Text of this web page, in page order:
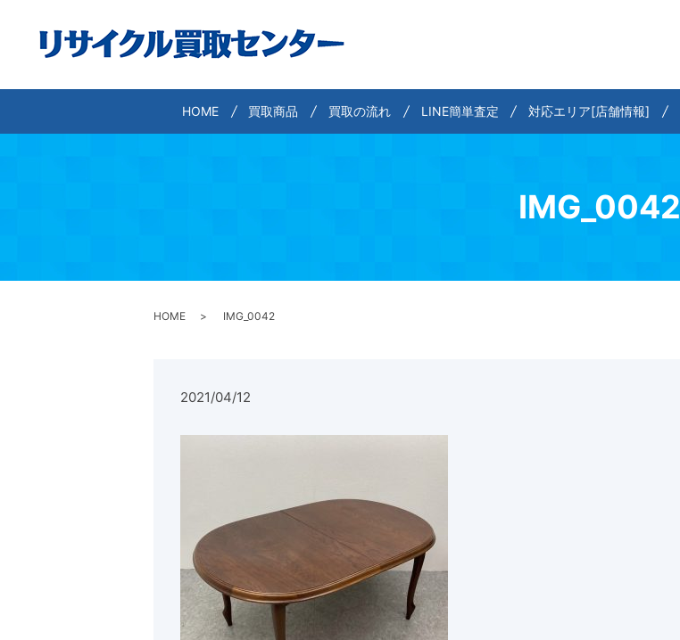
HOME 買取商品 買取の流れ LINE簡単査定 対応エリア[店舗情報]
IMG_0042
HOME IMG_0042
2021/04/12